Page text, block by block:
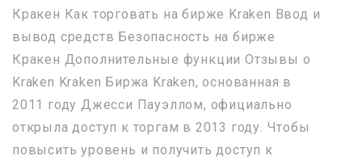
Кракен Как торговать на бирже Kraken Ввод и
вывод средств Безопасность на бирже
Кракен Дополнительные функции Отзывы о
Kraken Kraken Биржа Kraken, основанная в
2011 году Джесси Пауэллом, официально
открыла доступ к торгам в 2013 году. Чтобы
повысить уровень и получить доступ к